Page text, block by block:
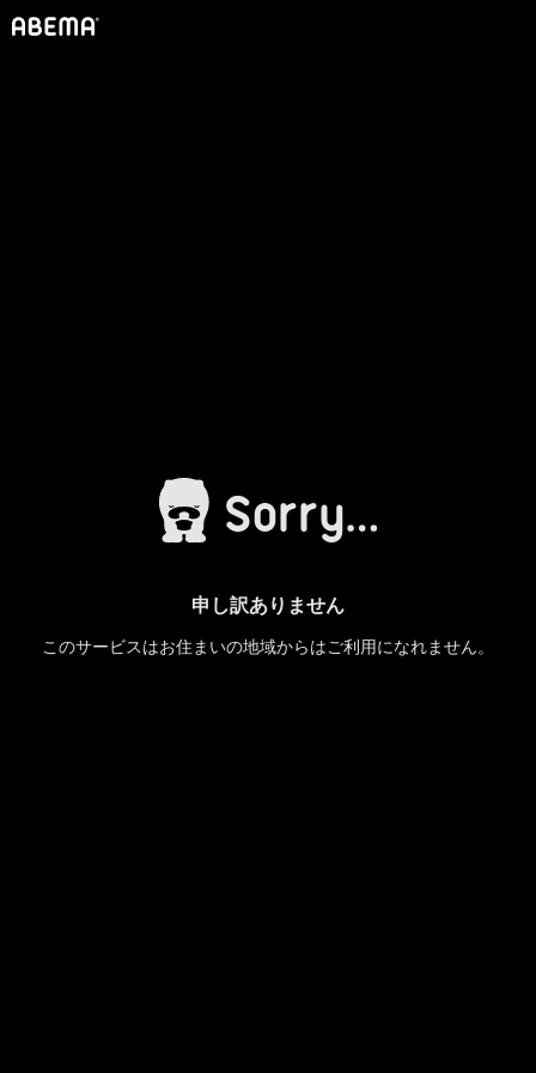
申し訳ありません
このサービスはお住まいの地域からはご利用になれません。